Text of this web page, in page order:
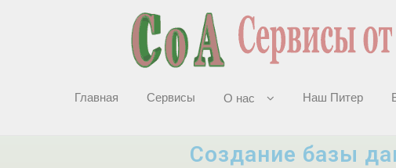
Главная Сервисы О нас Наш Питер
Создание базы